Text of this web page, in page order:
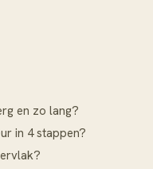
en zo lang?
in 4 stappen?